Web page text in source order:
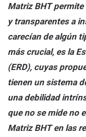
Matriz BHT
y transparentes a
carecían de algún
más crucial, es la
(ERD), cuyas
tienen un sistema
una debilidad
que no se mide no
Matriz BHT en las